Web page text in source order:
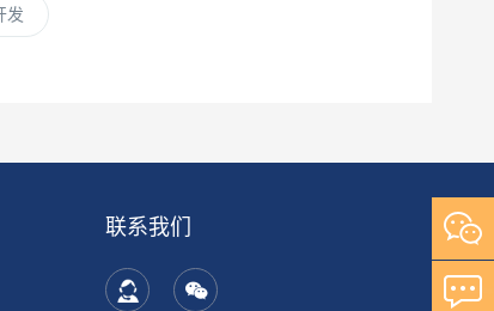
发
联系我们